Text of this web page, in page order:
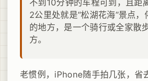
不到10分钟的车程可到，且距
2公里处就是“松湖花海”景点，
的地方，是一个骑行或全家散
方。
老惯例，iPhone随手拍几张，省